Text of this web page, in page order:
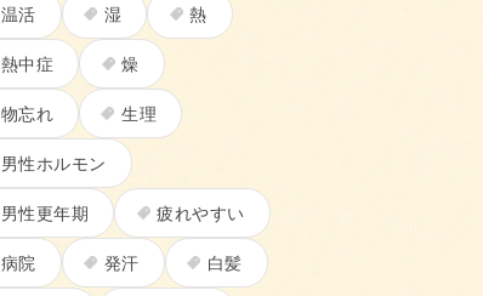
温活 湿 熱
熱中症 燥
物忘れ 生理
男性ホルモン
男性更年期 疲れやすい
病院 発汗 白髪